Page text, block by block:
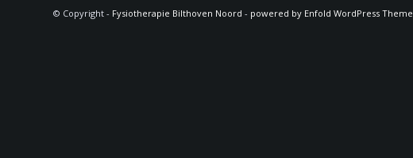
© Copyright - Fysiotherapie Bilthoven Noord - powered by Enfold WordPress Theme